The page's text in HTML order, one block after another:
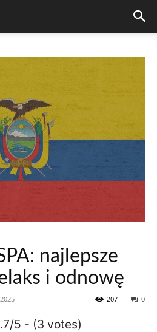
najlepsze
i odnowę
0
207
5 - (3 votes)